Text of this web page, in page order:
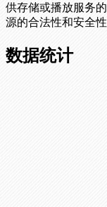
供存储或播放服务
源的合法性和安全
数据统计